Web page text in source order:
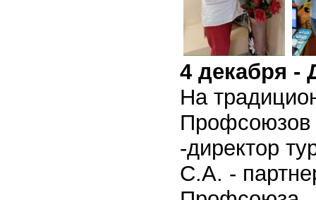
4 декабря -
На
Профсоюзов
-директор
С.А. -